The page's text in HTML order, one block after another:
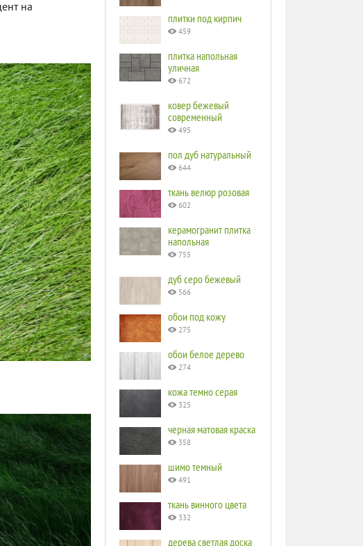
на
плитки под кирпич
459
плитка напольная
уличная
672
ковер бежевый
современный
495
пол дуб натуральный
644
ткань велюр розовая
602
керамогранит плитка
напольная
755
дуб серо бежевый
566
обои под кожу
275
обои белое дерево
274
кожа темно серая
325
черная матовая краска
358
шимо темный
491
ткань винного цвета
332
дерева светлая доска